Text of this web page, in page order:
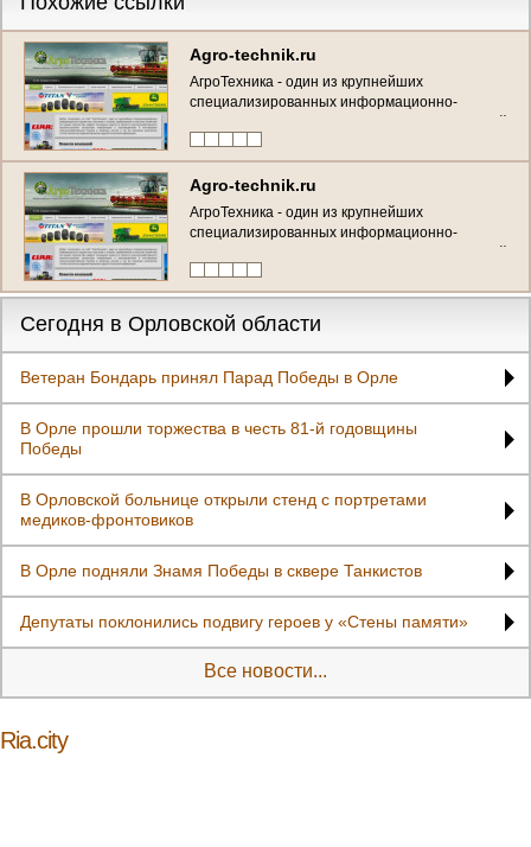
Agro-technik.ru
АгроТехника - один из крупнейших
специализированных информационно-
справочных порталов о технике, применяемой
область, Орёл)
Agro-technik.ru
АгроТехника - один из крупнейших
специализированных информационно-
справочных порталов о технике, применяемой
область, Орёл)
Сегодня в Орловской области
Ветеран Бондарь принял Парад Победы в Орле
В Орле прошли торжества в честь 81-й годовщины
Победы
В Орловской больнице открыли стенд с портретами
медиков-фронтовиков
В Орле подняли Знамя Победы в сквере Танкистов
Депутаты поклонились подвигу героев у «Стены памяти»
Все новости...
Ria.city